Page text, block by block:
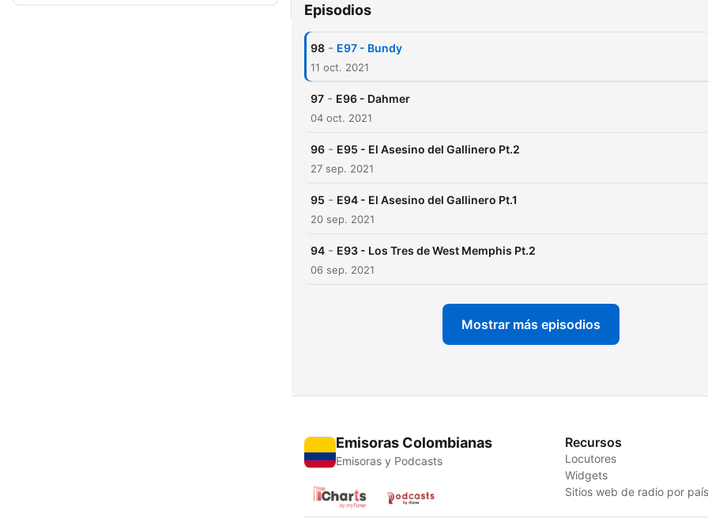
Episodios
98 - E97 - Bundy
11 oct. 2021
97 - E96 - Dahmer
04 oct. 2021
96 - E95 - El Asesino del Gallinero Pt.2
27 sep. 2021
95 - E94 - El Asesino del Gallinero Pt.1
20 sep. 2021
94 - E93 - Los Tres de West Memphis Pt.2
06 sep. 2021
Mostrar más episodios
Emisoras Colombianas
Emisoras y Podcasts
Recursos
Locutores
Widgets
Sitios web de radio por